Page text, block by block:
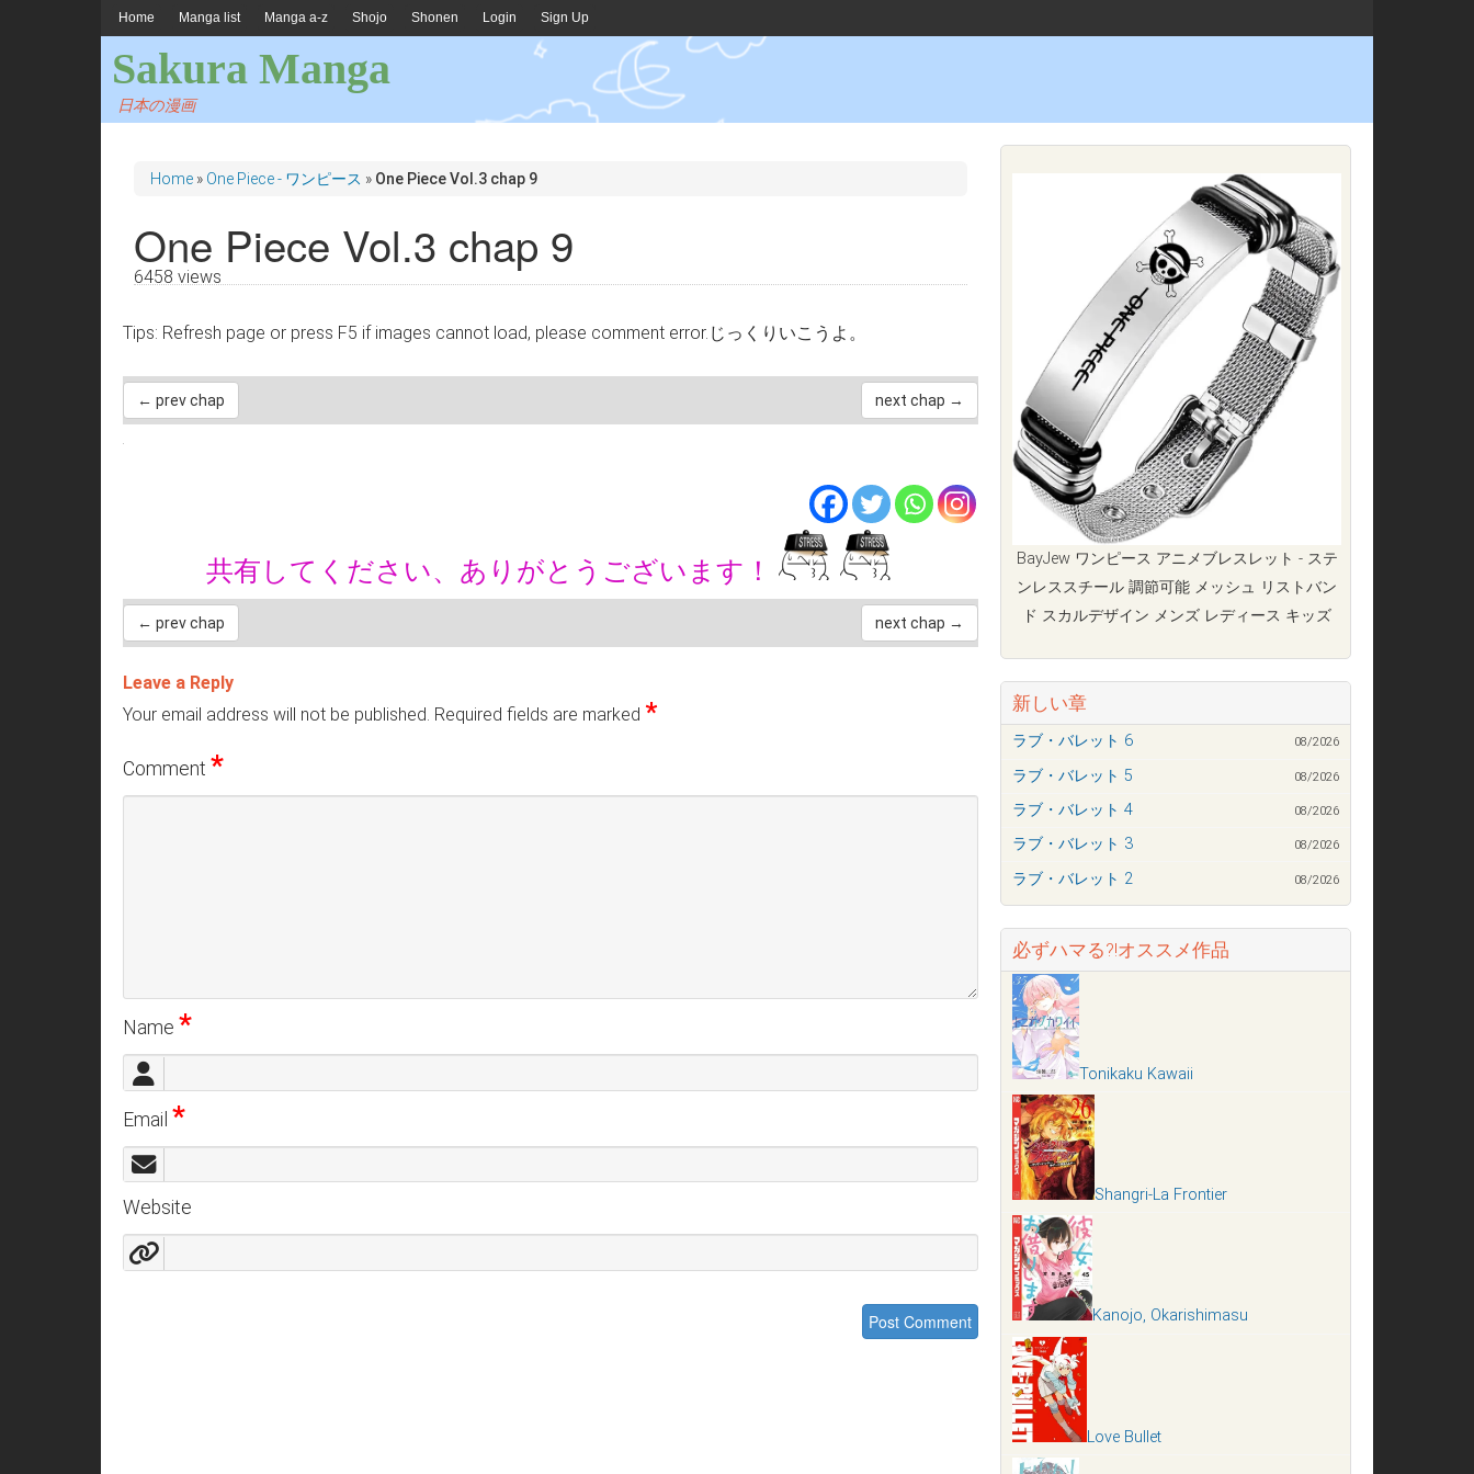
Home Manga list Manga a-z Shojo Shonen Login Sign Up
Sakura Manga
日本の漫画
Home » One Piece - ワンピース » One Piece Vol.3 chap 9
One Piece Vol.3 chap 9
6458 views
Tips: Refresh page or press F5 if images cannot load, please comment error.じっくりいこうよ。
← prev chap next chap →
共有してください、ありがとうございます！
← prev chap next chap →
Leave a Reply
Your email address will not be published. Required fields are marked *
Comment *
Name *
Email *
Website
BayJew ワンピース アニメブレスレット - ステ
ンレススチール 調節可能 メッシュ リストバン
ド スカルデザイン メンズ レディース キッズ
新しい章
ラブ・バレット 6 08/2026
ラブ・バレット 5 08/2026
ラブ・バレット 4 08/2026
ラブ・バレット 3 08/2026
ラブ・バレット 2 08/2026
必ずハマる?!オススメ作品
Tonikaku Kawaii
Shangri-La Frontier
Kanojo, Okarishimasu
Love Bullet